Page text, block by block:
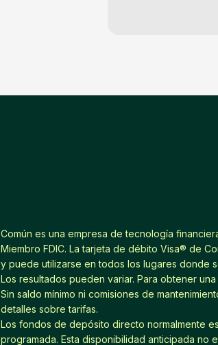
Común es una empresa de tecnología
Miembro FDIC. La tarjeta de débito Visa® de
y puede utilizarse en todos los lugares donde
Los resultados pueden variar. Para obtener
Sin saldo mínimo ni comisiones de
detalles sobre tarifas.
Los fondos de depósito directo normalmente
programada. Esta disponibilidad anticipada no